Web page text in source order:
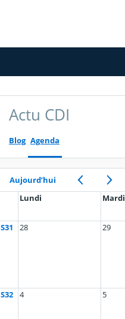
Actu CDI
Blog Agenda
Aujourd’hui
Lundi
Mardi
S31 28 29
S32 4 5